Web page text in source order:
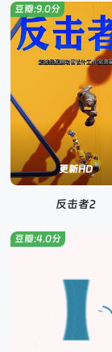
更新HD
豆瓣:9.0分
反击者2
豆瓣:4.0分